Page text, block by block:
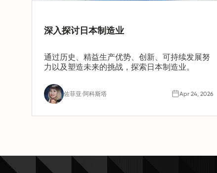
深入探讨日本制造业
通过历史、精益生产优势、创新、可持续发展努
力以及塑造未来的挑战，探索日本制造业。
佐菲亚·阿科斯塔 Apr 24, 2026